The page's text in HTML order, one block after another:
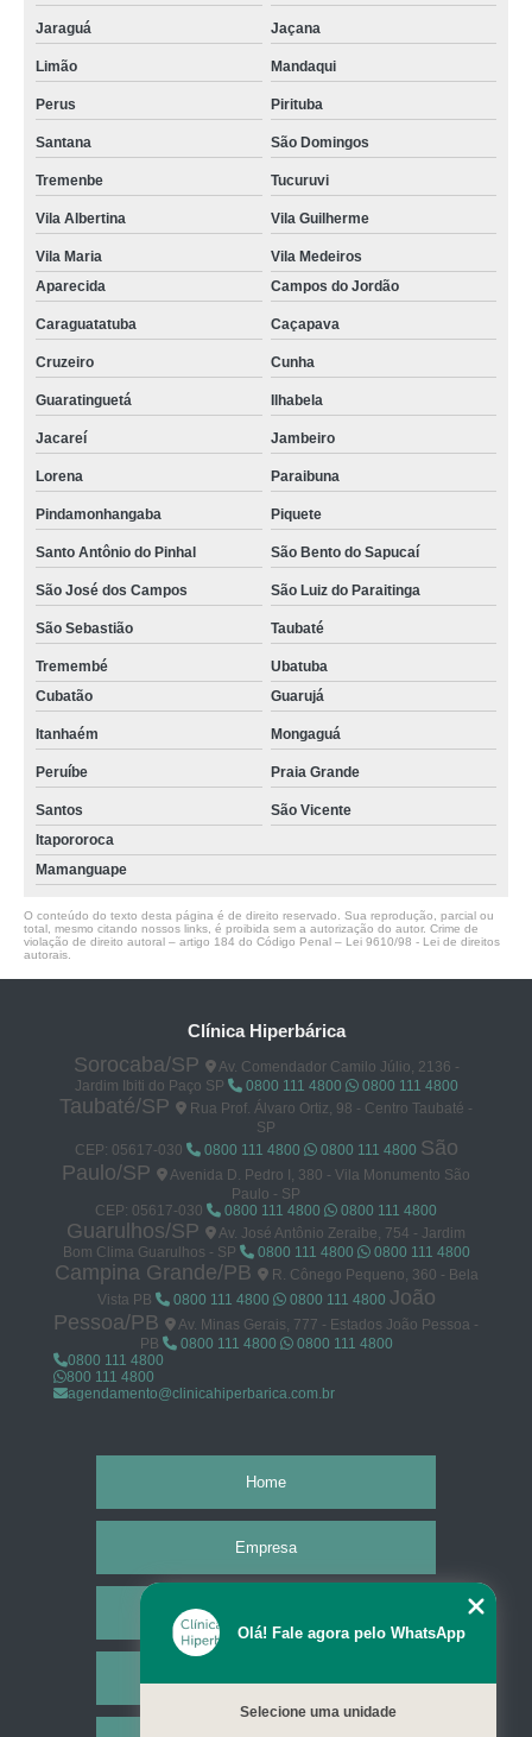
Jaraguá Jaçana
Limão Mandaqui
Perus Pirituba
Santana São Domingos
Tremenbe Tucuruvi
Vila Albertina Vila Guilherme
Vila Maria
Vila Medeiros
Aparecida
Campos do Jordão
Caraguatatuba Caçapava
Cruzeiro Cunha
Guaratinguetá Ilhabela
Jacareí Jambeiro
Lorena Paraibuna
Pindamonhangaba Piquete
Santo Antônio do Pinhal São Bento do Sapucaí
São José dos Campos São Luiz do Paraitinga
São Sebastião Taubaté
Tremembé
Ubatuba
Cubatão
Guarujá
Itanhaém Mongaguá
Peruíbe Praia Grande
Santos
São Vicente
Itapororoca
Mamanguape
O conteúdo do texto desta página é de direito reservado. Sua reprodução, parcial ou
total, mesmo citando nossos links, é proibida sem a autorização do autor. Crime de
violação de direito autoral – artigo 184 do Código Penal – Lei 9610/98 - Lei de direitos
autorais
Clínica Hiperbárica
Sorocaba/SP
Av. Comendador Camilo Júlio, 2136 -
Jardim Ibiti do Paço SP
0800 111 4800 0800 111 4800
Taubaté/SP
Rua Prof. Álvaro Ortiz, 98 - Centro Taubaté -
SP
CEP: 05617-030
0800 111 4800 0800 111 4800 São
Paulo/SP
Avenida D. Pedro I, 380 - Vila Monumento São
Paulo - SP
CEP: 05617-030
0800 111 4800 0800 111 4800
Guarulhos/SP
Av. José Antônio Zeraibe, 754 - Jardim
Bom Clima Guarulhos - SP
0800 111 4800 0800 111 4800
Campina Grande/PB
R. Cônego Pequeno, 360 - Bela
Vista PB
0800 111 4800 0800 111 4800 João
Pessoa/PB
Av. Minas Gerais, 777 - Estados João Pessoa -
PB
0800 111 4800
0800 111 4800
0800 111 4800
800 111 4800
agendamento@clinicahiperbarica.com.br
Home
Empresa
Olá! Fale agora pelo WhatsApp
Selecione uma unidade